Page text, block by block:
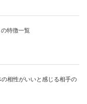
特徴一覧
の相性がいいと感じる相手の